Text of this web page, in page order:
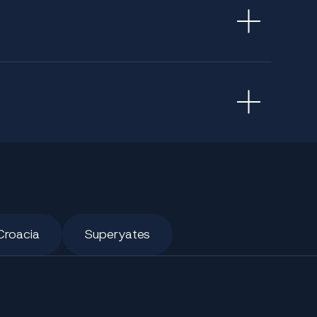
a su manera. Navegue desde el
cafés frente al mar de Hvar. Nade bajo los
el ancla en las calas vírgenes de Vis.
la protagonista. Ya sea para una semana
argumental, marcada por la privacidad, la
Superyates